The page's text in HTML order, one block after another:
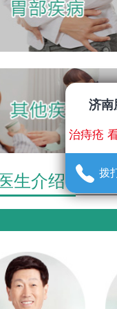
生介绍
济南
治痔疮
拨